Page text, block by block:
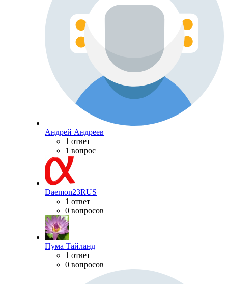
Андрей Андреев
1 ответ
1 вопрос
Daemon23RUS
1 ответ
0 вопросов
Пума Тайланд
1 ответ
0 вопросов